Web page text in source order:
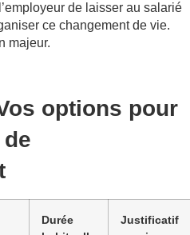
de laisser au salarié
ce changement de vie.
majeur.
options pour
Durée
Justificatif